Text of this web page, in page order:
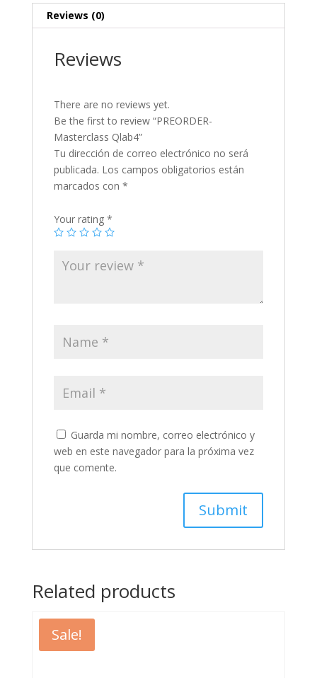
Reviews (0)
Reviews
There are no reviews yet.
Be the first to review “PREORDER-
Masterclass Qlab4”
Tu dirección de correo electrónico no será
publicada. Los campos obligatorios están
marcados con *
Your rating *
Guarda mi nombre, correo electrónico y
web en este navegador para la próxima vez
que comente.
Related products
Sale!